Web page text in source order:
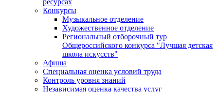
ресурсах
Конкурсы
Музыкальное отделение
Художественное отделение
Региональный отборочный тур
Общероссийского конкурса "Лучшая детская
школа искусств"
Афиша
Специальная оценка условий труда
Контроль уровня знаний
Независимая оценка качества услуг